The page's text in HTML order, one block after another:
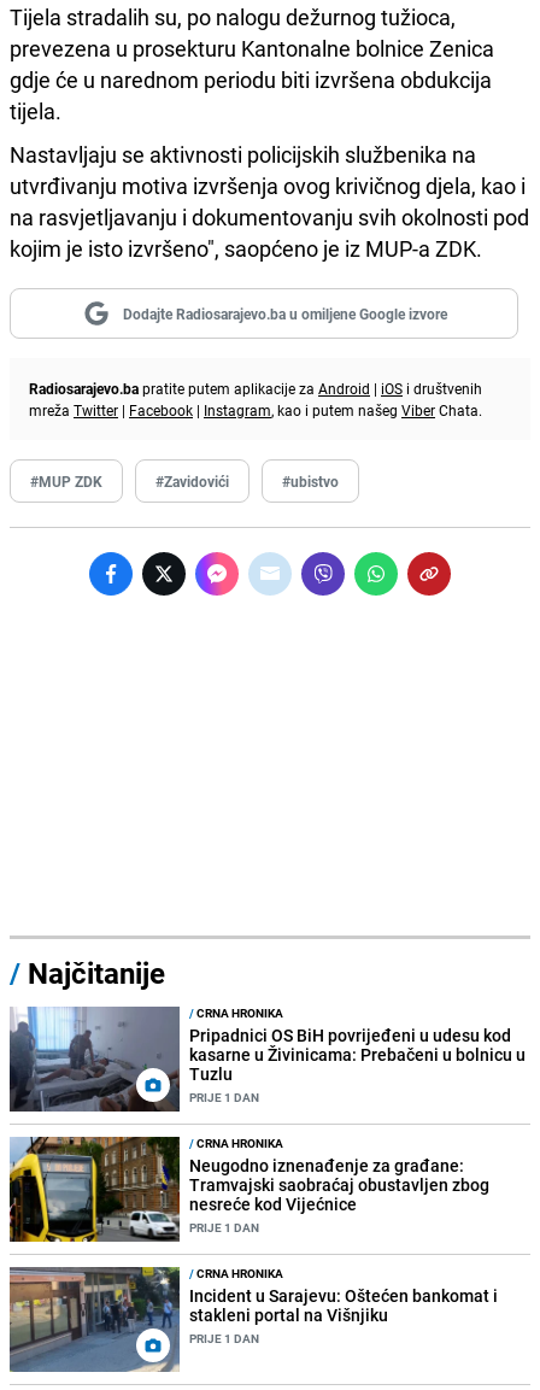
Tijela stradalih su, po nalogu dežurnog tužioca,
prevezena u prosekturu Kantonalne bolnice Zenica
gdje će u narednom periodu biti izvršena obdukcija
tijela.
Nastavljaju se aktivnosti policijskih službenika na
utvrđivanju motiva izvršenja ovog krivičnog djela, kao i
na rasvjetljavanju i dokumentovanju svih okolnosti pod
kojim je isto izvršeno", saopćeno je iz MUP-a ZDK.
Dodajte Radiosarajevo.ba u omiljene Google izvore
Radiosarajevo.bapratite putem aplikacije za Android | iOS i društvenih
mreža Twitter | Facebook | Instagram, kao i putem našeg ViberChata.
#MUP ZDK #Zavidovići #ubistvo
/ Najčitanije
/CRNA HRONIKA
Pripadnici OS BiH povrijeđeni u udesu kod
kasarne u Živinicama: Prebačeni u bolnicu u
Tuzlu
PRIJE 1 DAN
/CRNA HRONIKA
Neugodno iznenađenje za građane:
Tramvajski saobraćaj obustavljen zbog
nesreće kod Vijećnice
PRIJE 1 DAN
/CRNA HRONIKA
Incident u Sarajevu: Oštećen bankomat i
stakleni portal na Višnjiku
PRIJE 1 DAN